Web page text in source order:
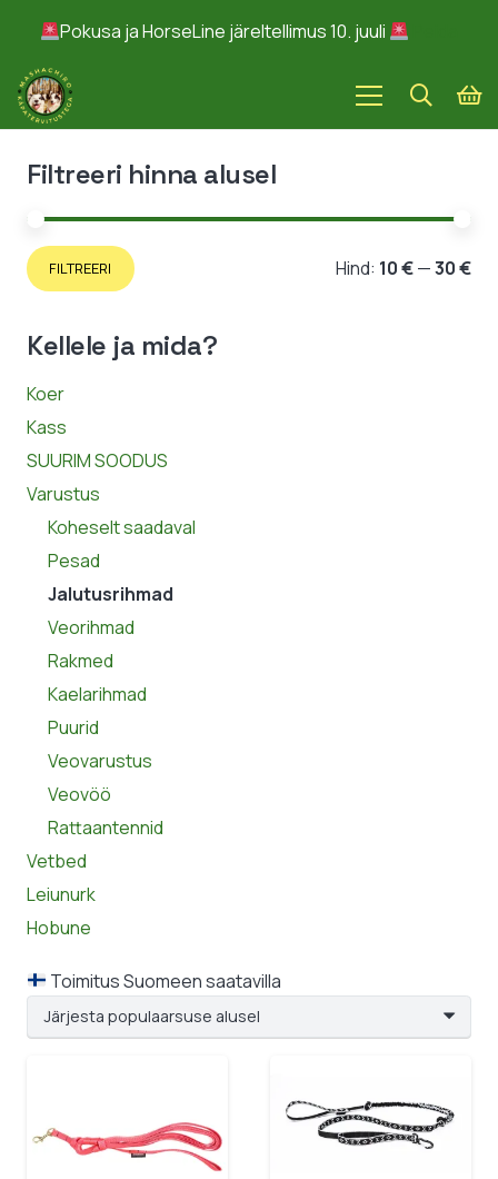
Pokusa ja HorseLine järeltellimus 10. juuli
Toimitus Suomeen saatavilla
Filtreeri hinna alusel
FILTREERI Hind: 10 €—30 €
Kellele ja mida?
Koer
Kass
SUURIM SOODUS
Varustus
Koheselt saadaval
Pesad
Jalutusrihmad
Veorihmad
Rakmed
Kaelarihmad
Puurid
Veovarustus
Veovöö
Rattaantennid
Vetbed
Leiunurk
Hobune